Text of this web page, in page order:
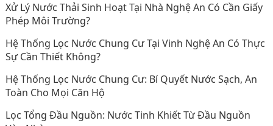
Xử Lý Nước Thải Sinh Hoạt Tại Nhà Nghệ An Có Cần Giấy
Phép Môi Trường?
Hệ Thống Lọc Nước Chung Cư Tại Vinh Nghệ An Có Thực
Sự Cần Thiết Không?
Hệ Thống Lọc Nước Chung Cư: Bí Quyết Nước Sạch, An
Toàn Cho Mọi Căn Hộ
Lọc Tổng Đầu Nguồn: Nước Tinh Khiết Từ Đầu Nguồn